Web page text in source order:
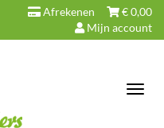
€0,00
Afrekenen
Mijn account